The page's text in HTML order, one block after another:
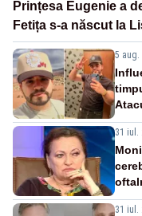
Prințesa Eugenie a
Fetița s-a născut la
5 aug.
31 iul.
31 iul.